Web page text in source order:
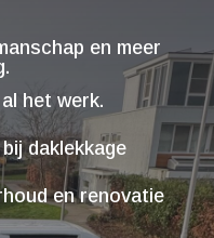
en meer
het werk.
daklekkage
en renovatie